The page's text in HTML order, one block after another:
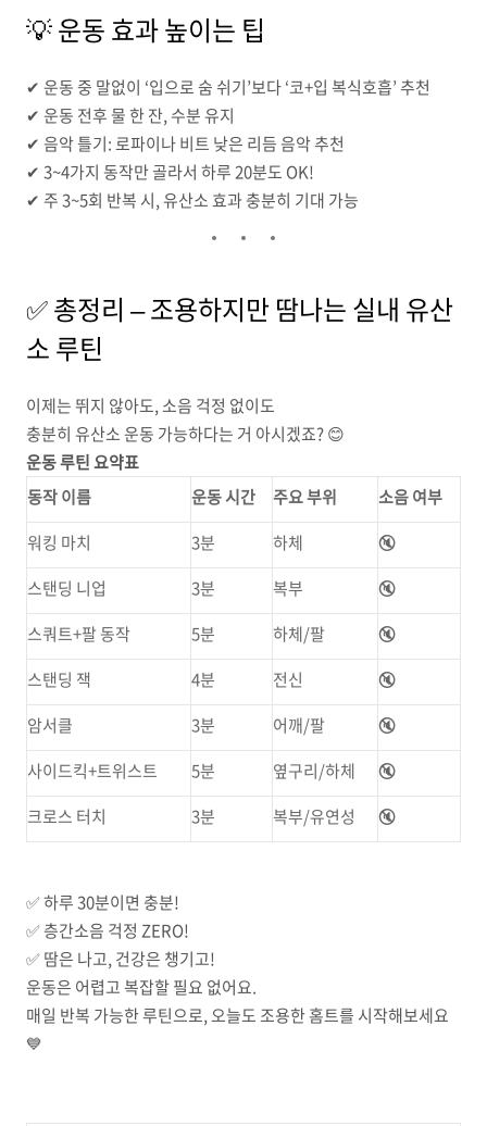
💡 운동 효과 높이는 팁
✔ 운동 중 말없이 ‘입으로 숨 쉬기’보다 ‘코+입 복식호흡’ 추천
✔ 운동 전후 물 한 잔, 수분 유지
✔ 음악 틀기: 로파이나 비트 낮은 리듬 음악 추천
✔ 3~4가지 동작만 골라서 하루 20분도 OK!
✔ 주 3~5회 반복 시, 유산소 효과 충분히 기대 가능
✅ 총정리 – 조용하지만 땀나는 실내 유산
소 루틴
이제는 뛰지 않아도, 소음 걱정 없이도
충분히 유산소 운동 가능하다는 거 아시겠죠? 😊
운동 루틴 요약표
동작 이름
운동 시간 주요 부위
소음 여부
워킹 마치
3분 하체
🔇
스탠딩 니업
3분 복부
🔇
스쿼트+팔 동작
5분 하체/팔
🔇
스탠딩 잭
4분 전신
🔇
암서클
3분 어깨/팔
🔇
사이드킥+트위스트
5분 옆구리/하체
🔇
크로스 터치
3분 복부/유연성 🔇
✅ 하루 30분이면 충분!
✅ 층간소음 걱정 ZERO!
✅ 땀은 나고, 건강은 챙기고!
운동은 어렵고 복잡할 필요 없어요.
매일 반복 가능한 루틴으로, 오늘도 조용한 홈트를 시작해보세요
💙